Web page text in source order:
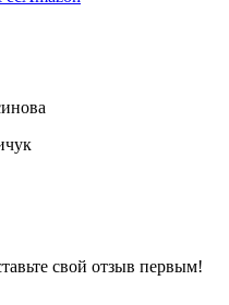
свой отзыв первым!